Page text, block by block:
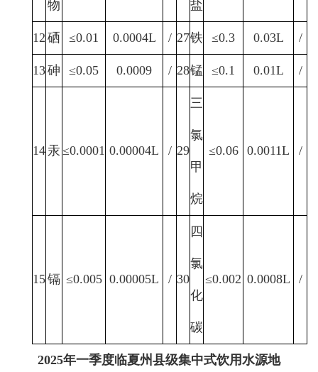
物 盐
12 硒 ≤0.01 0.0004L / 27铁 ≤0.3 0.03L /
13砷 ≤0.05 0.0009 / 28锰 ≤0.1 0.01L /
14 汞 ≤0.0001 0.00004L / 29
三
氯
甲
烷
≤0.06 0.0011L /
15镉 ≤0.005 0.00005L / 30
四
氯
化
碳
≤0.002 0.0008L /
2025年一季度临夏州县级集中式饮用水源地